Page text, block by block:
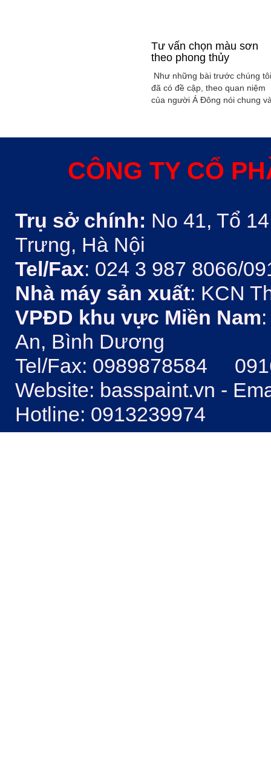
Tư vấn chọn màu sơn
theo phong thủy
Như những bài trước chúng tôi
đã có đề cập, theo quan niệm
của người Á Đông nói chung
xây dụng nhà ở hoặc bất kỳ
thủy trong ngôi nhà thường
được quyết định bởi các nhân
CÔNG TY CỔ
Trụ sở chính: No 41, Tổ
Trưng, Hà Nội
Tel/Fax: 024 3 987 8066/
Nhà máy sản xuất: KCN
VPĐD khu vực Miền Nam
An, Bình Dương
Tel/Fax: 0989878584
Website: basspaint.vn -
Hotline: 0913239974